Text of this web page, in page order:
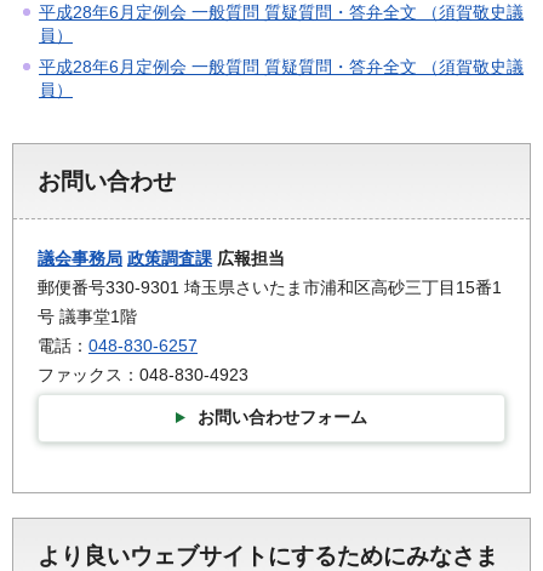
平成28年6月定例会 一般質問 質疑質問・答弁全文 （須賀敬史議
員）
平成28年6月定例会 一般質問 質疑質問・答弁全文 （須賀敬史議
員）
お問い合わせ
議会事務局 政策調査課 広報担当
郵便番号330-9301 埼玉県さいたま市浦和区高砂三丁目15番1
号 議事堂1階
電話： 048-830-6257
ファックス：048-830-4923
お問い合わせフォーム
より良いウェブサイトにするためにみなさま